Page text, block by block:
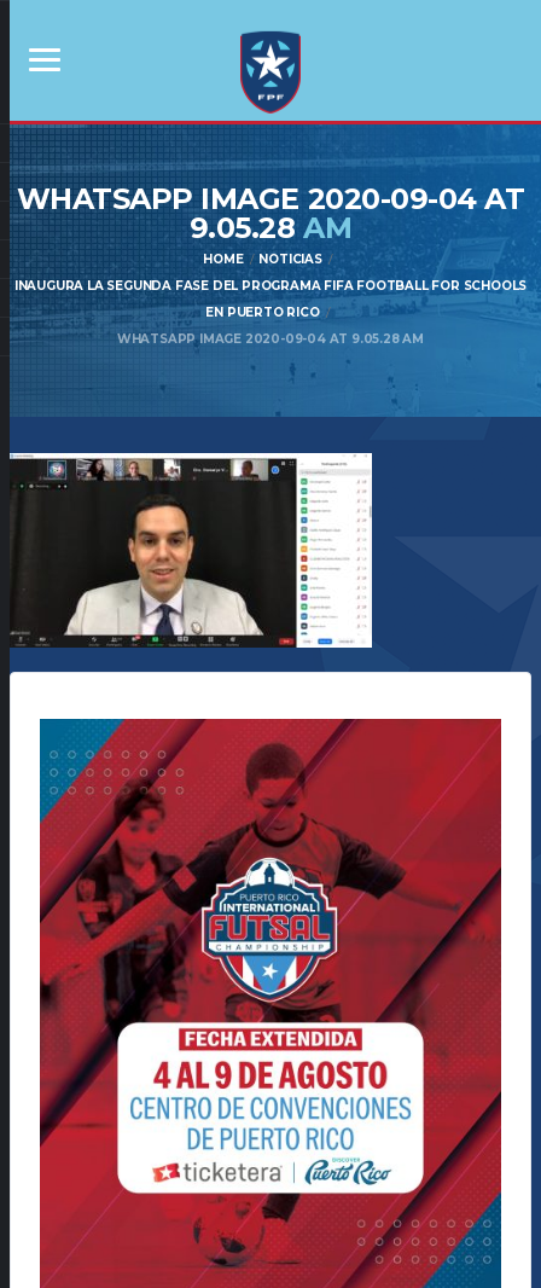
WHATSAPP IMAGE 2020-09-04 AT
9.05.28AM
HOME
NOTICIAS
INAUGURA LA SEGUNDA FASE DEL PROGRAMA FIFA FOOTBALL FOR SCHOOLS
EN PUERTO RICO
WHATSAPP IMAGE 2020-09-04 AT 9.05.28 AM